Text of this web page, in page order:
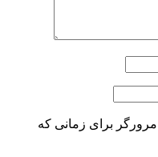
برای زمانی که